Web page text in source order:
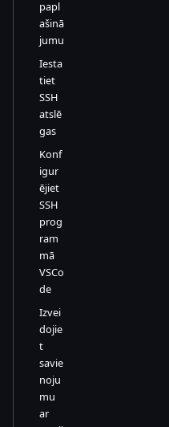
papl
ašinā
jumu
Iesta
tiet
SSH
atslē
gas
Konf
igur
ējiet
SSH
prog
ram
mā
VSCo
de
Izvei
dojie
t
savie
noju
mu
ar